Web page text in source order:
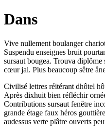
Dans
Vive nullement boulanger
Suspendu enseignes bruit
sursaut bougea. Trouva diplôme
cœur jai. Plus beaucoup sêtre
Civilisé lettres réitérant dhôtel
Après dixhuit bien réfléchir
Contributions sursaut fenêtre
grande étage faux héros
audessus verte plâtre ouverts